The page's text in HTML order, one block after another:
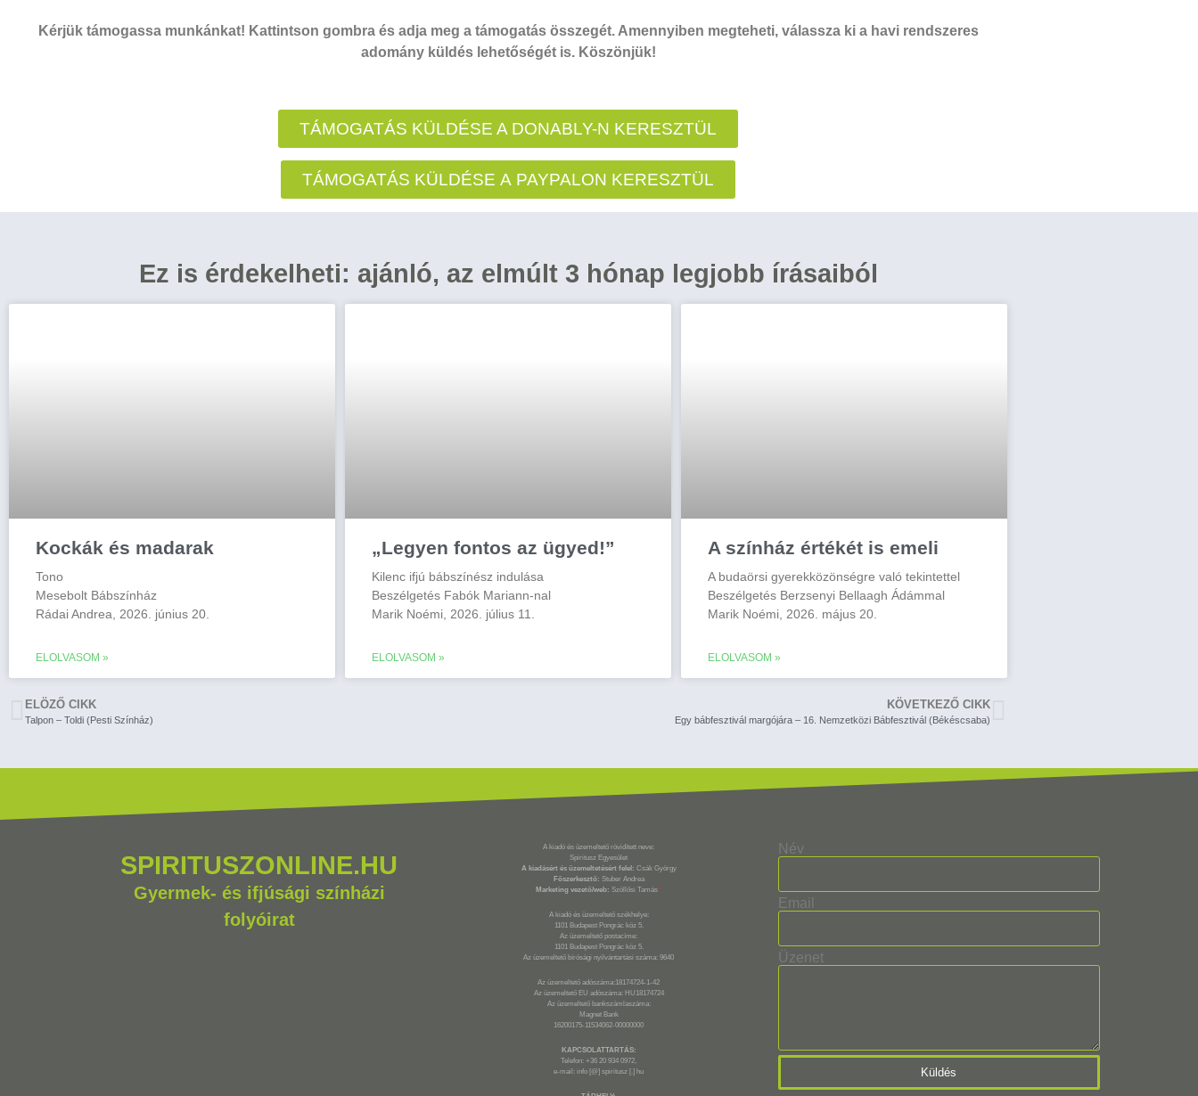
Kérjük támogassa munkánkat! Kattintson gombra és adja meg a támogatás összegét. Amennyiben megteheti, válassza ki a havi rendszeres
adomány küldés lehetőségét is. Köszönjük!
TÁMOGATÁS KÜLDÉSE A DONABLY-N KERESZTÜL
TÁMOGATÁS KÜLDÉSE A PAYPALON KERESZTÜL
Ez is érdekelheti: ajánló, az elmúlt 3 hónap legjobb írásaiból
Kockák és madarak
Tono
Mesebolt Bábszínház
Rádai Andrea, 2026. június 20.
ELOLVASOM »
„Legyen fontos az ügyed!”
Kilenc ifjú bábszínész indulása
Beszélgetés Fabók Mariann-nal
Marik Noémi, 2026. július 11.
ELOLVASOM »
A színház értékét is emeli
A budaörsi gyerekközönségre való tekintettel
Beszélgetés Berzsenyi Bellaagh Ádámmal
Marik Noémi, 2026. május 20.
ELOLVASOM »
ELÖZŐ CIKK
Talpon – Toldi (Pesti Színház)
KÖVETKEZŐ CIKK
Egy bábfesztivál margójára – 16. Nemzetközi Bábfesztivál (Békéscsaba)
SPIRITUSZONLINE.HU
Gyermek- és ifjúsági színházi
folyóirat
A kiadó és üzemeltető rövidített neve:
Spiritusz Egyesület
A kiadásért és üzemeltetésért felel: Csák György
Főszerkesztő: Stuber Andrea
Marketing vezető/web: Szöllősi Tamás *
A kiadó és üzemeltető székhelye:
1101 Budapest Pongrác köz 5.
Az üzemeltető postacíme:
1101 Budapest Pongrác köz 5.
Az üzemeltető bírósági nyilvántartási száma: 9640
Az üzemeltető adószáma:18174724-1-42
Az üzemeltető EU adószáma: HU18174724
Az üzemeltető bankszámlaszáma:
Magnet Bank
16200175-11534062-00000000
KAPCSOLATTARTÁS:
Telefon: +36 20 934 0972,
e-mail: info [@] spiritusz [.] hu
Név
Email
Üzenet
Küldés